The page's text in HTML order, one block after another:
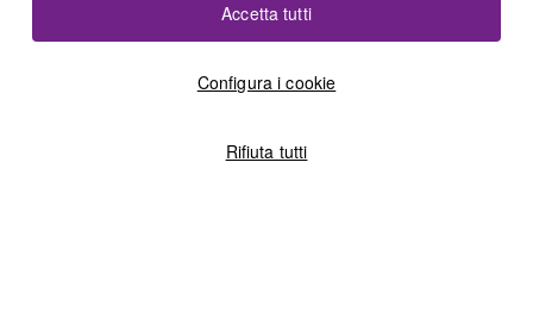
Configura i cookie
Rifiuta tutti
Accetta tutti